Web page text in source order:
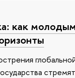
как